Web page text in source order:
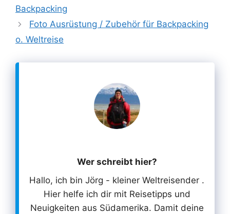
Backpacking
Foto Ausrüstung / Zubehör für Backpacking
o. Weltreise
Wer schreibt hier?
Hallo, ich bin Jörg - kleiner Weltreisender .
Hier helfe ich dir mit Reisetipps und
Neuigkeiten aus Südamerika. Damit deine